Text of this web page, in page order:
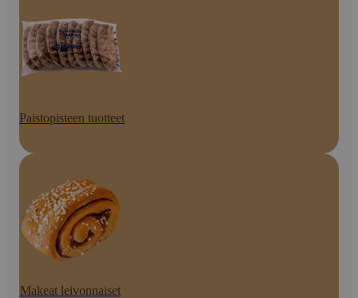
Paistopisteen tuotteet
Makeat leivonnaiset